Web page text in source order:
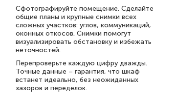
Сфотографируйте помещение. Сделайте
общие планы и крупные снимки всех
сложных участков: углов, коммуникаций,
оконных откосов. Снимки помогут
визуализировать обстановку и избежать
неточностей.
Перепроверьте каждую цифру дважды.
Точные данные – гарантия, что шкаф
встанет идеально, без неожиданных
зазоров и переделок.